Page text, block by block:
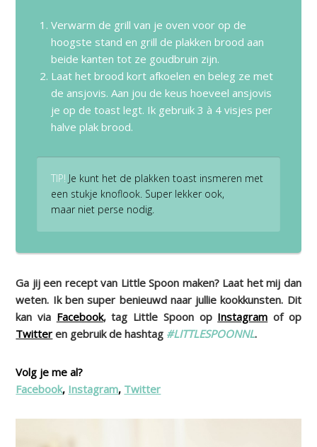
Verwarm de grill van je oven voor op de
hoogste stand en grill de plakken brood aan
beide kanten tot ze goudbruin zijn.
Laat het brood kort afkoelen en beleg ze met
de ansjovis. Aan jou de keus hoeveel ansjovis
je op de toast legt. Ik gebruik 3 à 4 visjes per
halve plak brood.
TIP! Je kunt het de plakken toast insmeren met
een stukje knoflook. Super lekker ook,
maar niet perse nodig.
Ga jij een recept van Little Spoon maken? Laat het mij dan
weten. Ik ben super benieuwd naar jullie kookkunsten. Dit
kan via Facebook, tag Little Spoon op Instagram of op
Twitter en gebruik de hashtag #LITTLESPOONNL.
Volg je me al?
Facebook, Instagram, Twitter